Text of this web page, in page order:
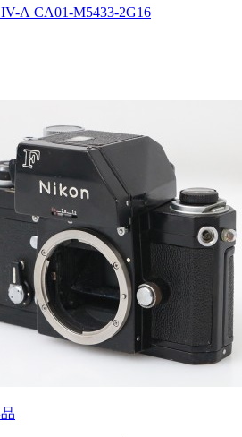
A CA01-M5433-2G16